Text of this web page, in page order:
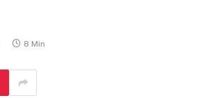
8 Min